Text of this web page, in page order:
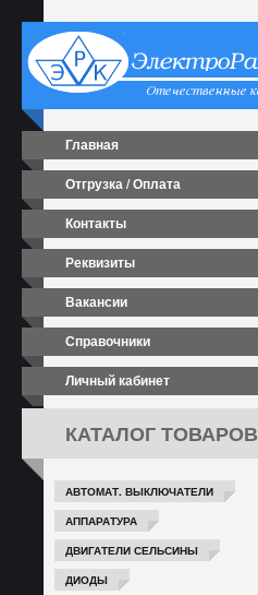
Главная
Отгрузка / Оплата
Контакты
Реквизиты
Вакансии
Справочники
Личный кабинет
КАТАЛОГ ТОВАРОВ
АВТОМАТ. ВЫКЛЮЧАТЕЛИ
АППАРАТУРА
ДВИГАТЕЛИ СЕЛЬСИНЫ
ДИОДЫ